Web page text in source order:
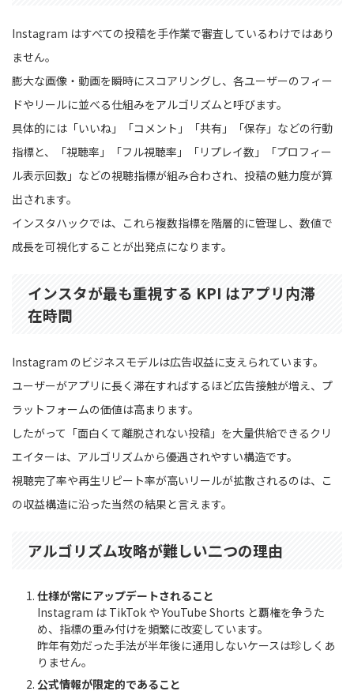
Instagram はすべての投稿を手作業で審査しているわけではあり
ません。
膨大な画像・動画を瞬時にスコアリングし、各ユーザーのフィー
ドやリールに並べる仕組みをアルゴリズムと呼びます。
具体的には「いいね」「コメント」「共有」「保存」などの行動
指標と、「視聴率」「フル視聴率」「リプレイ数」「プロフィー
ル表示回数」などの視聴指標が組み合わされ、投稿の魅力度が算
出されます。
インスタハックでは、これら複数指標を階層的に管理し、数値で
成長を可視化することが出発点になります。
インスタが最も重視する KPI はアプリ内滞
在時間
Instagram のビジネスモデルは広告収益に支えられています。
ユーザーがアプリに長く滞在すればするほど広告接触が増え、プ
ラットフォームの価値は高まります。
したがって「面白くて離脱されない投稿」を大量供給できるクリ
エイターは、アルゴリズムから優遇されやすい構造です。
視聴完了率や再生リピート率が高いリールが拡散されるのは、こ
の収益構造に沿った当然の結果と言えます。
アルゴリズム攻略が難しい二つの理由
仕様が常にアップデートされること
Instagram は TikTok や YouTube Shorts と覇権を争うた
め、指標の重み付けを頻繁に改変しています。
昨年有効だった手法が半年後に通用しないケースは珍しくあ
りません。
公式情報が限定的であること